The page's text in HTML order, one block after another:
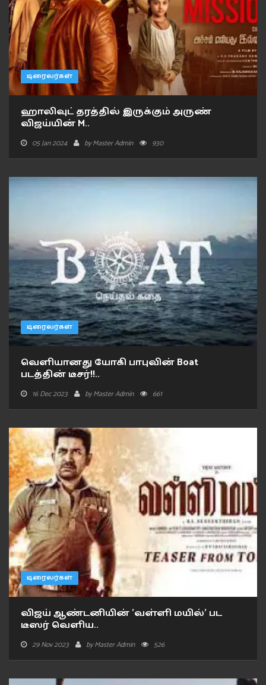
டிரைலர்கள்
ஹாலிவுட் தரத்தில் இருக்கும் அருண்
விஜய்யின் M..
05 Jan 2024 byMaster Admin 930
டிரைலர்கள்
வெளியானது யோகி பாபுவின் Boat
படத்தின் டீசர்!!..
16 Dec 2023 byMaster Admin 661
டிரைலர்கள்
விஜய் ஆண்டனியின் 'வள்ளி மயில்' பட
டீஸர் வெளிய..
29 Nov 2023 byMaster Admin 526